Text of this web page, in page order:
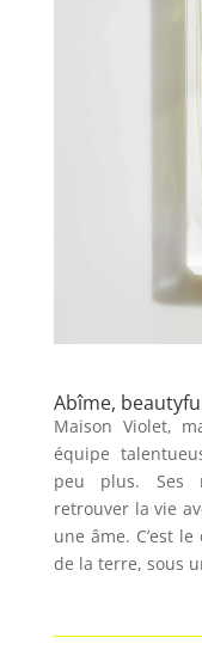
Abîme,
Maison Violet,
équipe
peu plus. Ses
retrouver la vie
une âme. C’est le
de la terre, sous